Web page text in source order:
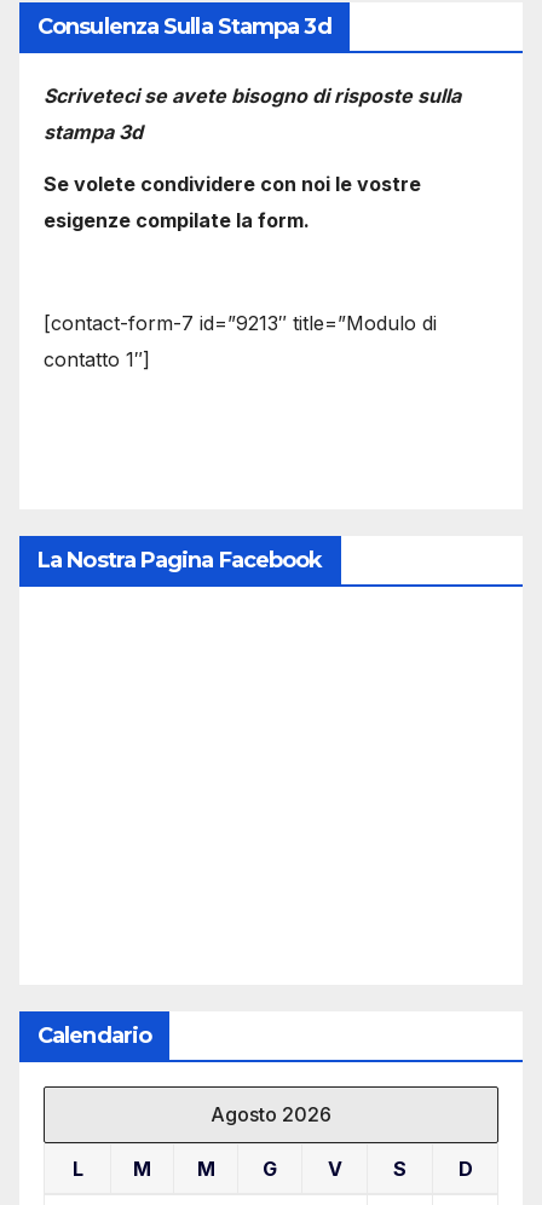
Consulenza Sulla Stampa 3d
Scriveteci se avete bisogno di risposte sulla
stampa 3d
Se volete condividere con noi le vostre
esigenze compilate la form.
[contact-form-7 id=”9213″ title=”Modulo di
contatto 1″]
La Nostra Pagina Facebook
Calendario
Agosto 2026
L M M G V S D